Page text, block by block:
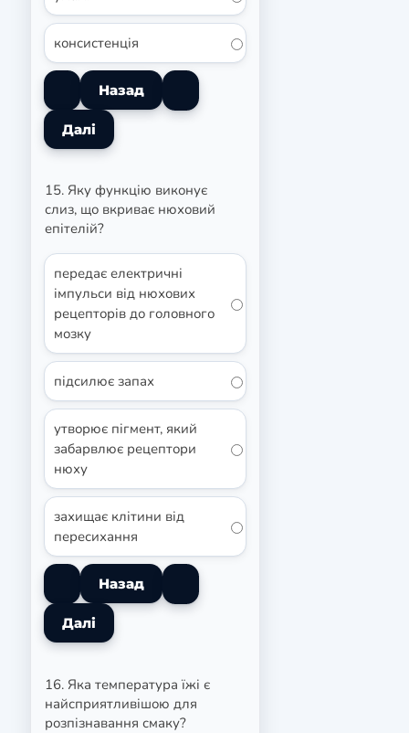
консистенція
15. Яку функцію виконує
слиз, що вкриває нюховий
епітелій?
передає електричні
імпульси від нюхових
рецепторів до головного
мозку
підсилює запах
утворює пігмент, який
забарвлює рецептори
нюху
захищає клітини від
пересихання
16. Яка температура їжі є
найсприятливішою для
розпізнавання смаку?